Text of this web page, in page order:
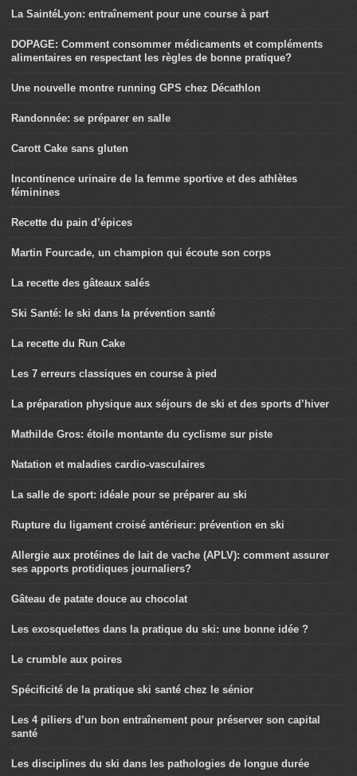
La SaintéLyon: entraînement pour une course à part
DOPAGE: Comment consommer médicaments et compléments
alimentaires en respectant les règles de bonne pratique?
Une nouvelle montre running GPS chez Décathlon
Randonnée: se préparer en salle
Carott Cake sans gluten
Incontinence urinaire de la femme sportive et des athlètes
féminines
Recette du pain d’épices
Martin Fourcade, un champion qui écoute son corps
La recette des gâteaux salés
Ski Santé: le ski dans la prévention santé
La recette du Run Cake
Les 7 erreurs classiques en course à pied
La préparation physique aux séjours de ski et des sports d’hiver
Mathilde Gros: étoile montante du cyclisme sur piste
Natation et maladies cardio-vasculaires
La salle de sport: idéale pour se préparer au ski
Rupture du ligament croisé antérieur: prévention en ski
Allergie aux protéines de lait de vache (APLV): comment assurer
ses apports protidiques journaliers?
Gâteau de patate douce au chocolat
Les exosquelettes dans la pratique du ski: une bonne idée ?
Le crumble aux poires
Spécificité de la pratique ski santé chez le sénior
Les 4 piliers d’un bon entraînement pour préserver son capital
santé
Les disciplines du ski dans les pathologies de longue durée